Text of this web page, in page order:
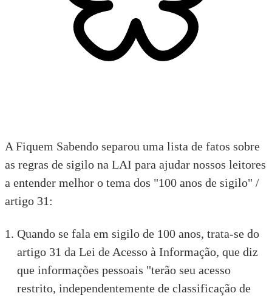
A Fiquem Sabendo separou uma lista de fatos sobre
as regras de sigilo na LAI para ajudar nossos leitores
a entender melhor o tema dos "100 anos de sigilo" /
artigo 31:
Quando se fala em sigilo de 100 anos, trata-se do
artigo 31 da Lei de Acesso à Informação, que diz
que informações pessoais "terão seu acesso
restrito, independentemente de classificação de